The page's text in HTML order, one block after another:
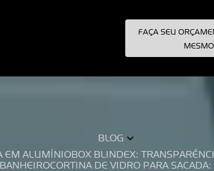
FAÇA SEU
MESMO
BLOG
EM ALUMÍNIO BOX BLINDEX:
CORTINA DE VIDRO PARA